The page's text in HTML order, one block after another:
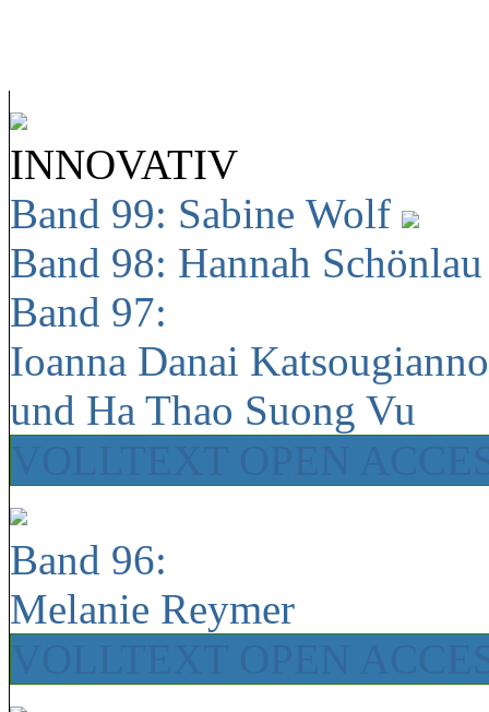
INNOVATIV
Band 99: Sabine Wolf
Band 98: Hannah
Band 97:
Ioanna Danai
und Ha Thao Suong Vu
Band 96:
Melanie Reymer